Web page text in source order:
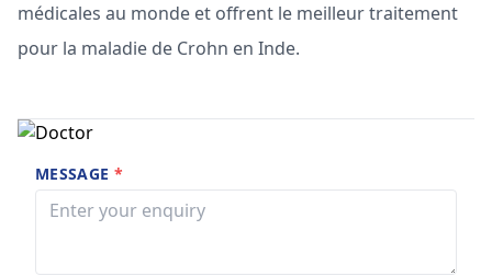
médicales au monde et offrent le meilleur traitement
pour la maladie de Crohn en Inde.
MESSAGE *